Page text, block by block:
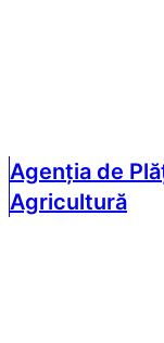
Agenția de
Agricultură